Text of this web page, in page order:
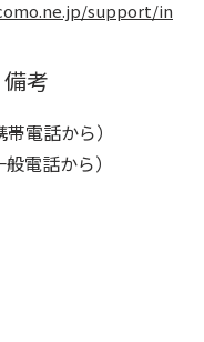
support/in
備考
電話から）
般電話から）